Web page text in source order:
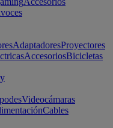
AdaptadoresProyectores
AccesoriosBicicletas
Videocámaras
Cables